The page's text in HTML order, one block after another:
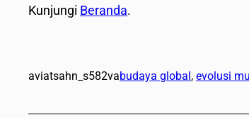
Kunjungi Beranda.
aviatsahn_s582vabudaya global, evolusi